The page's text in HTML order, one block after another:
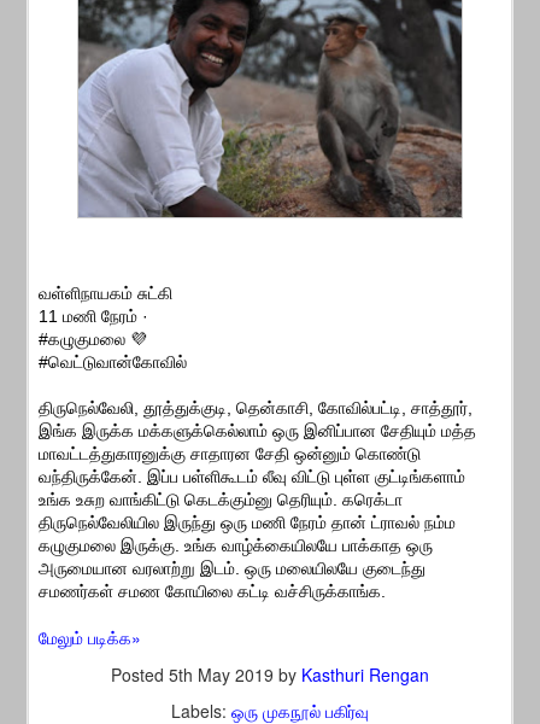
வள்ளிநாயகம் சுட்கி
11 மணி நேரம் ·
#கழுகுமலை 💜
#வெட்டுவான்கோவில்
திருநெல்வேலி, தூத்துக்குடி, தென்காசி, கோவில்பட்டி, சாத்தூர்,
இங்க இருக்க மக்களுக்கெல்லாம் ஒரு இனிப்பான சேதியும் மத்த
மாவட்டத்துகாரனுக்கு சாதாரன சேதி ஒன்னும் கொண்டு
வந்திருக்கேன். இப்ப பள்ளிகூடம் லீவு விட்டு புள்ள குட்டிங்களாம்
உங்க உசுற வாங்கிட்டு கெடக்கும்னு தெரியும். கரெக்டா
திருநெல்வேலியில இருந்து ஒரு மணி நேரம் தான் ட்ராவல் நம்ம
கழுகுமலை இருக்கு. உங்க வாழ்க்கையிலயே பாக்காத ஒரு
அருமையான வரலாற்று இடம். ஒரு மலையிலயே குடைந்து
சமணர்கள் சமண கோயிலை கட்டி வச்சிருக்காங்க.
மேலும் படிக்க»
Posted 5th May 2019 by Kasthuri Rengan
Labels: ஒரு முகநூல் பகிர்வு